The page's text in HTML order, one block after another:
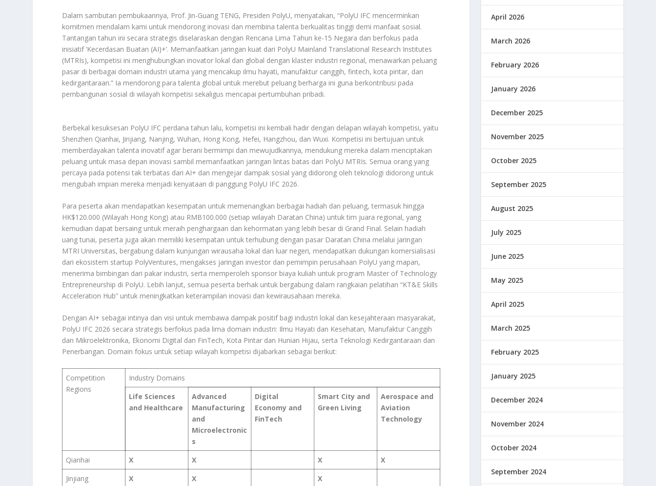
Dalam sambutan pembukaannya, Prof. Jin-Guang TENG, Presiden PolyU, menyatakan, “PolyU IFC mencerminkan
komitmen mendalam kami untuk mendorong inovasi dan membina talenta berkualitas tinggi demi manfaat sosial.
Tantangan tahun ini secara strategis diselaraskan dengan Rencana Lima Tahun ke-15 Negara dan berfokus pada
inisiatif ‘Kecerdasan Buatan (AI)+’. Memanfaatkan jaringan kuat dari PolyU Mainland Translational Research Institutes
(MTRIs), kompetisi ini menghubungkan inovator lokal dan global dengan klaster industri regional, menawarkan peluang
pasar di berbagai domain industri utama yang mencakup ilmu hayati, manufaktur canggih, fintech, kota pintar, dan
kedirgantaraan.” Ia mendorong para talenta global untuk merebut peluang berharga ini guna berkontribusi pada
pembangunan sosial di wilayah kompetisi sekaligus mencapai pertumbuhan pribadi.
Berbekal kesuksesan PolyU IFC perdana tahun lalu, kompetisi ini kembali hadir dengan delapan wilayah kompetisi, yaitu
Shenzhen Qianhai, Jinjiang, Nanjing, Wuhan, Hong Kong, Hefei, Hangzhou, dan Wuxi. Kompetisi ini bertujuan untuk
memberdayakan talenta inovatif agar berani bermimpi dan mewujudkannya, mendukung mereka dalam menciptakan
peluang untuk masa depan inovasi sambil memanfaatkan jaringan lintas batas dari PolyU MTRIs. Semua orang yang
percaya pada potensi tak terbatas dari AI+ dan mengejar dampak sosial yang didorong oleh teknologi didorong untuk
mengubah impian mereka menjadi kenyataan di panggung PolyU IFC 2026.
Para peserta akan mendapatkan kesempatan untuk memenangkan berbagai hadiah dan peluang, termasuk hingga
HK$120.000 (Wilayah Hong Kong) atau RMB100.000 (setiap wilayah Daratan China) untuk tim juara regional, yang
kemudian dapat bersaing untuk meraih penghargaan dan kehormatan yang lebih besar di Grand Final. Selain hadiah
uang tunai, peserta juga akan memiliki kesempatan untuk terhubung dengan pasar Daratan China melalui jaringan
MTRI Universitas, bergabung dalam kunjungan wirausaha lokal dan luar negeri, mendapatkan dukungan komersialisasi
dari ekosistem startup PolyVentures, mengakses jaringan investor dan pemimpin perusahaan PolyU yang mapan,
menerima bimbingan dari pakar industri, serta memperoleh sponsor biaya kuliah untuk program Master of Technology
Entrepreneurship di PolyU. Lebih lanjut, semua peserta berhak untuk bergabung dalam rangkaian pelatihan “KT&E Skills
Acceleration Hub” untuk meningkatkan keterampilan inovasi dan kewirausahaan mereka.
Dengan AI+ sebagai intinya dan visi untuk membawa dampak positif bagi industri lokal dan kesejahteraan masyarakat,
PolyU IFC 2026 secara strategis berfokus pada lima domain industri: Ilmu Hayati dan Kesehatan, Manufaktur Canggih
dan Mikroelektronika, Ekonomi Digital dan FinTech, Kota Pintar dan Hunian Hijau, serta Teknologi Kedirgantaraan dan
Penerbangan. Domain fokus untuk setiap wilayah kompetisi dijabarkan sebagai berikut:
Competition
Regions
Industry Domains
Life Sciences
and Healthcare
Advanced
Manufacturing
and
Microelectronic
s
Digital
Economy and
FinTech
Smart City and
Green Living
Aerospace and
Aviation
Technology
Qianhai X X X
X
Jinjiang
X X
X
April 2026
March 2026
February 2026
January 2026
December 2025
November 2025
October 2025
September 2025
August 2025
July 2025
June 2025
May 2025
April 2025
March 2025
February 2025
January 2025
December 2024
November 2024
October 2024
September 2024